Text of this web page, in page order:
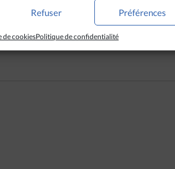
Refuser Préférences
de cookiesPolitique de confidentialité
un défaut de volonté politique ou encore